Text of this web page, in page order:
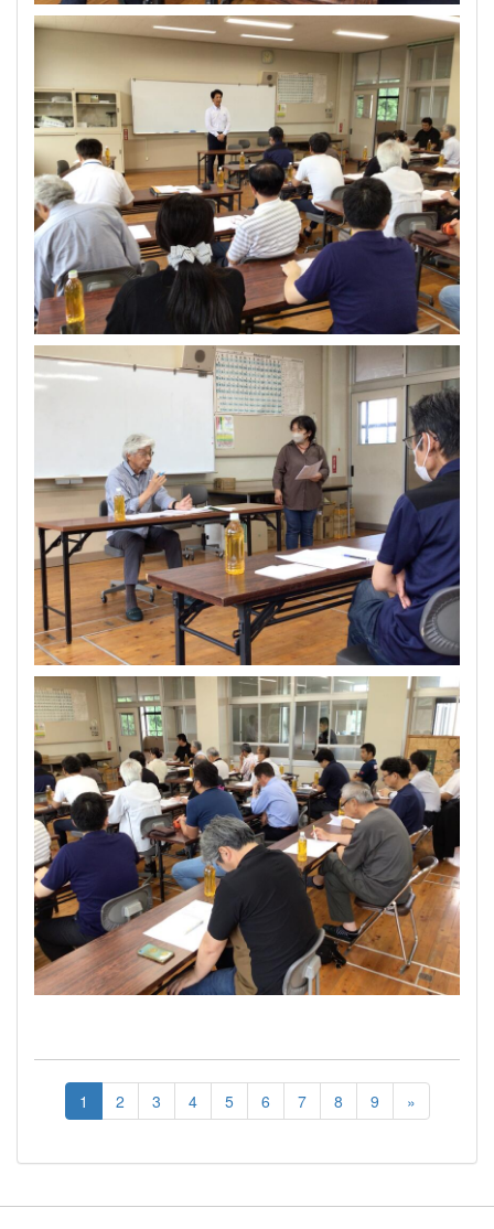
1 2 3 4 5 6 7 8 9 »